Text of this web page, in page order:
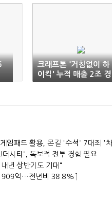
크래프톤 '거침없이 하
이킥' 누적 매출 2조 경
신
임패드 활용, 몬길 '수석' 7대죄 '
시티', 독보적 전투 경험 필요
년 상반기도 기대"
909억…전년비 38.8%↑